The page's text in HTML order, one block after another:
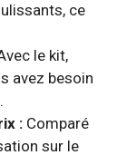
ce
le kit,
avez besoin
: Comparé
sur le